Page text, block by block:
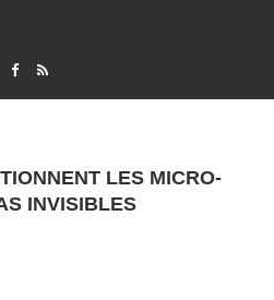
COMMENT GÉNÉRER DES REVENUS
LES MICRO-
INVISIBLES